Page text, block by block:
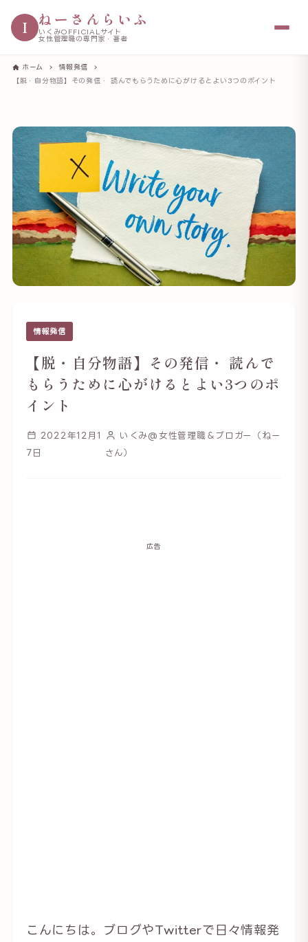
I ねーさんらいふ
いくみOFFICIALサイト
女性管理職の専門家・著者
ホーム
情報発信
【脱・自分物語】その発信・ 読んでもらうために心がけるとよい3つのポイント
情報発信
【脱・自分物語】その発信・ 読んで
もらうために心がけるとよい3つのポ
イント
2022年12月1
7日
いくみ@女性管理職＆ブロガー（ねー
さん）
広告
こんにちは。ブログやTwitterで日々情報発